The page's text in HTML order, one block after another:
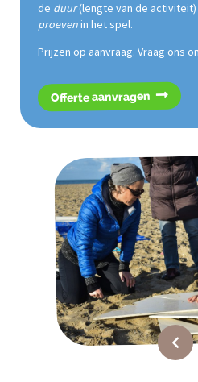
de duur(lengte van de
proevenin het spel.
Prijzen op aanvraag. Vraag ons
Offerte aanvragen